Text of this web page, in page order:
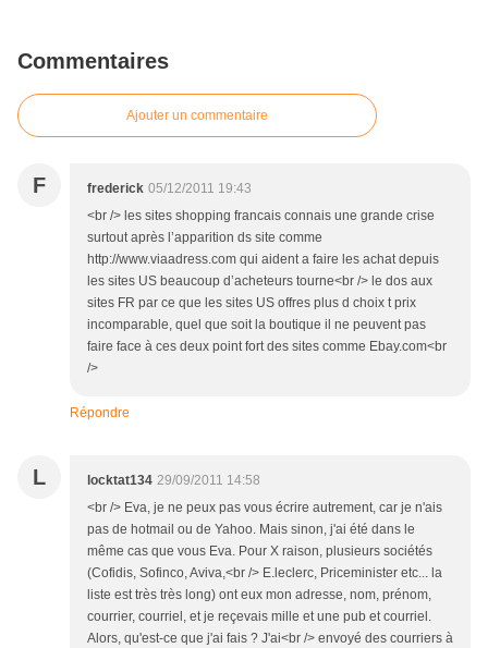
Commentaires
Ajouter un commentaire
F frederick 05/12/2011 19:43
<br /> les sites shopping francais connais une grande crise
surtout après l’apparition ds site comme
http://www.viaadress.com qui aident a faire les achat depuis
les sites US beaucoup d’acheteurs tourne<br /> le dos aux
sites FR par ce que les sites US offres plus d choix t prix
incomparable, quel que soit la boutique il ne peuvent pas
faire face à ces deux point fort des sites comme Ebay.com<br
/>
Répondre
L locktat134 29/09/2011 14:58
<br /> Eva, je ne peux pas vous écrire autrement, car je n'ais
pas de hotmail ou de Yahoo. Mais sinon, j'ai été dans le
même cas que vous Eva. Pour X raison, plusieurs sociétés
(Cofidis, Sofinco, Aviva,<br /> E.leclerc, Priceminister etc... la
liste est très très long) ont eux mon adresse, nom, prénom,
courrier, courriel, et je reçevais mille et une pub et courriel.
Alors, qu'est-ce que j'ai fais ? J'ai<br /> envoyé des courriers à